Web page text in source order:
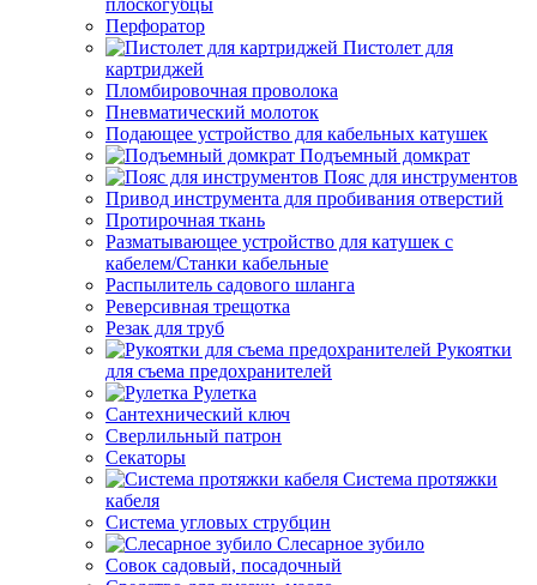
плоскогубцы
Перфоратор
Пистолет для
картриджей
Пломбировочная проволока
Пневматический молоток
Подающее устройство для кабельных катушек
Подъемный домкрат
Пояс для инструментов
Привод инструмента для пробивания отверстий
Протирочная ткань
Разматывающее устройство для катушек с
кабелем/Станки кабельные
Распылитель садового шланга
Реверсивная трещотка
Резак для труб
Рукоятки
для съема предохранителей
Рулетка
Сантехнический ключ
Сверлильный патрон
Секаторы
Система протяжки
кабеля
Система угловых струбцин
Слесарное зубило
Совок садовый, посадочный